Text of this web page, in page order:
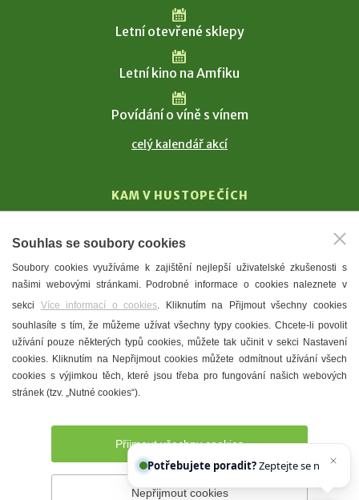
Letní otevřené sklepy
Letní kino na Amfiku
Povídání o víně s vínem
celý kalendář akcí
KAM V HUSTOPEČÍCH
T. G. Masaryk
Mandloně
Ubytování
Restaurace
Městské muzeum a galerie
Denní meníčka
Prohlášení o přístupnosti Správce webu
Souhlas se soubory cookies
Soubory cookies využíváme k zajištění nejlepší uživatelské zkušenosti s
našimi webovými stránkami. Podrobné informace o cookies naleznete v
sekci Více informací o cookies. Kliknutím na Přijmout všechny cookies
souhlasíte s tím, že můžeme užívat všechny typy cookies. Chcete-li povolit
užívání pouze některých typů cookies, můžete tak učinit v sekci Nastavení
cookies. Kliknutím na Nepřijmout cookies můžete odmítnout užívání všech
cookies s výjimkou těch, které jsou třeba pro fungování našich webových
stránek (tzv. „Nutné cookies“).
Přijmout všechny cookies
Nepřijmout cookies
Potřebujete poradit?Zeptejte se našeho asisten